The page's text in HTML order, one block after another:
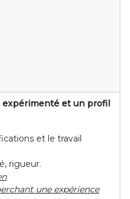
et un profil
et le travail
rigueur.
une expérience